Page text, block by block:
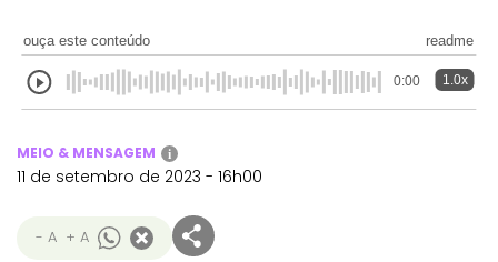
ouça este conteúdo readme
0:00 1.0x
MEIO & MENSAGEM i
11 de setembro de 2023 - 16h00
- A + A